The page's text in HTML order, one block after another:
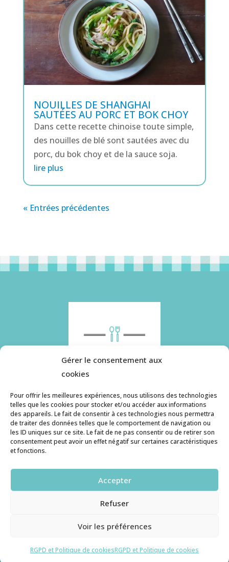
Gérer le consentement aux
cookies
Pour offrir les meilleures expériences, nous utilisons des technologies
telles que les cookies pour stocker et/ou accéder aux informations
des appareils. Le fait de consentir à ces technologies nous permettra
de traiter des données telles que le comportement de navigation ou
les ID uniques sur ce site. Le fait de ne pas consentir ou de retirer son
consentement peut avoir un effet négatif sur certaines caractéristiques
et fonctions.
Accepter
Refuser
Voir les préférences
RGPD et Politique de cookiesRGPD et Politique de cookies
NOUILLES DE SHANGHAI
SAUTÉES AU PORC ET BOK CHOY
Dans cette recette chinoise toute simple,
des nouilles de blé sont sautées avec du
porc, du bok choy et de la sauce soja.
lire plus
« Entrées précédentes
Histoire de pâtes utilise des cookies. Pour en
savoir plus, ainsi que sur la politique de
confidentialité, cliquez ici.
Contact
histoiredepates@gmail.com